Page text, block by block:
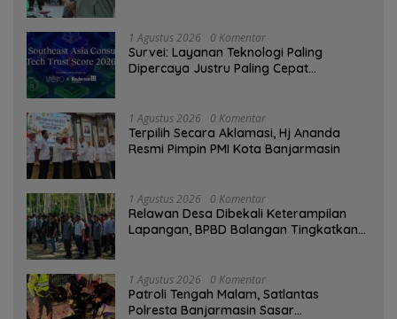
1 Agustus 2026 0 Komentar
Survei: Layanan Teknologi Paling
Dipercaya Justru Paling Cepat
1 Agustus 2026 0 Komentar
‎Terpilih Secara Aklamasi, Hj Ananda
Resmi Pimpin PMI Kota Banjarmasin
1 Agustus 2026 0 Komentar
Relawan Desa Dibekali Keterampilan
Lapangan, BPBD Balangan Tingkatkan
1 Agustus 2026 0 Komentar
Patroli Tengah Malam, Satlantas
Polresta Banjarmasin Sasar